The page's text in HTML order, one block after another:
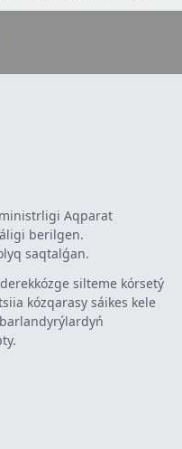
Aqparat
berilgen.
saqtalǵan.
silteme kórsetý
kózqarasy sáikes kele